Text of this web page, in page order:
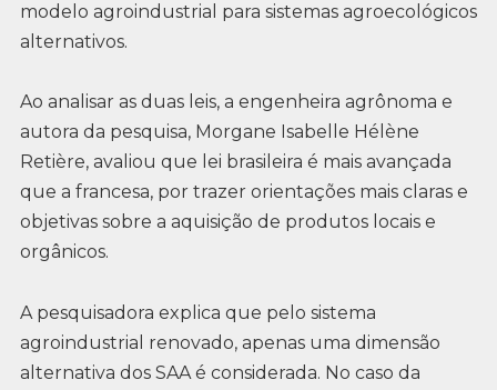
modelo agroindustrial para sistemas agroecológicos
alternativos.
Ao analisar as duas leis, a engenheira agrônoma e
autora da pesquisa, Morgane Isabelle Hélène
Retière, avaliou que lei brasileira é mais avançada
que a francesa, por trazer orientações mais claras e
objetivas sobre a aquisição de produtos locais e
orgânicos.
A pesquisadora explica que pelo sistema
agroindustrial renovado, apenas uma dimensão
alternativa dos SAA é considerada. No caso da